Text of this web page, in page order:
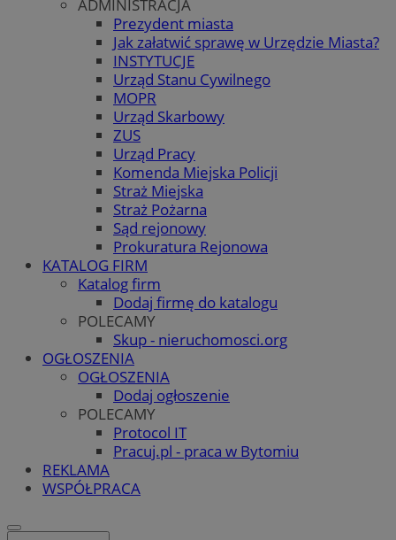
ADMINISTRACJA
Prezydent miasta
Jak załatwić sprawę w Urzędzie Miasta?
INSTYTUCJE
Urząd Stanu Cywilnego
MOPR
Urząd Skarbowy
ZUS
Urząd Pracy
Komenda Miejska Policji
Straż Miejska
Straż Pożarna
Sąd rejonowy
Prokuratura Rejonowa
KATALOG FIRM
Katalog firm
Dodaj firmę do katalogu
POLECAMY
Skup - nieruchomosci.org
OGŁOSZENIA
OGŁOSZENIA
Dodaj ogłoszenie
POLECAMY
Protocol IT
Pracuj.pl - praca w Bytomiu
REKLAMA
WSPÓŁPRACA